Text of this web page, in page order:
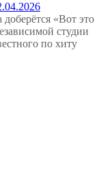
доберётся «Вот это
студии
по хиту